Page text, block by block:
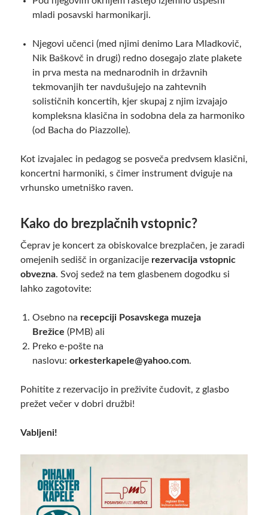
mladi posavski harmonikarji.
Njegovi učenci (med njimi denimo Lara Mladkovič,
Nik Baškovč in drugi) redno dosegajo zlate plakete
in prva mesta na mednarodnih in državnih
tekmovanjih ter navdušujejo na zahtevnih
solističnih koncertih, kjer skupaj z njim izvajajo
kompleksna klasična in sodobna dela za harmoniko
(od Bacha do Piazzolle).
Kot izvajalec in pedagog se posveča predvsem klasični,
koncertni harmoniki, s čimer instrument dviguje na
vrhunsko umetniško raven.
Kako do brezplačnih vstopnic?
Čeprav je koncert za obiskovalce brezplačen, je zaradi
omejenih sedišč in organizacije rezervacija vstopnic
obvezna. Svoj sedež na tem glasbenem dogodku si
lahko zagotovite:
Osebno na recepciji Posavskega muzeja
Brežice (PMB) ali
Preko e-pošte na
naslovu: orkesterkapele@yahoo.com.
Pohitite z rezervacijo in preživite čudovit, z glasbo
prežet večer v dobri družbi!
Vabljeni!